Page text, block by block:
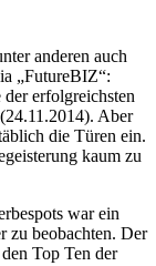
anderen auch
„FutureBIZ“:
erfolgreichsten
Aber
die Türen ein.
kaum zu
war ein
zu beobachten. Der
Top Ten der